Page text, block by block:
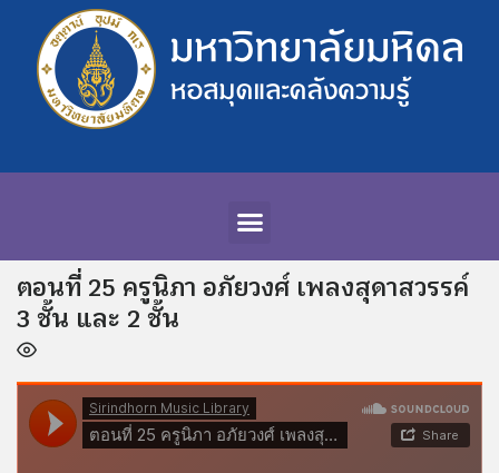
ตอนที่ 25 ครูนิภา อภัยวงศ์ เพลงสุดาสวรรค์
3 ชั้น และ 2 ชั้น